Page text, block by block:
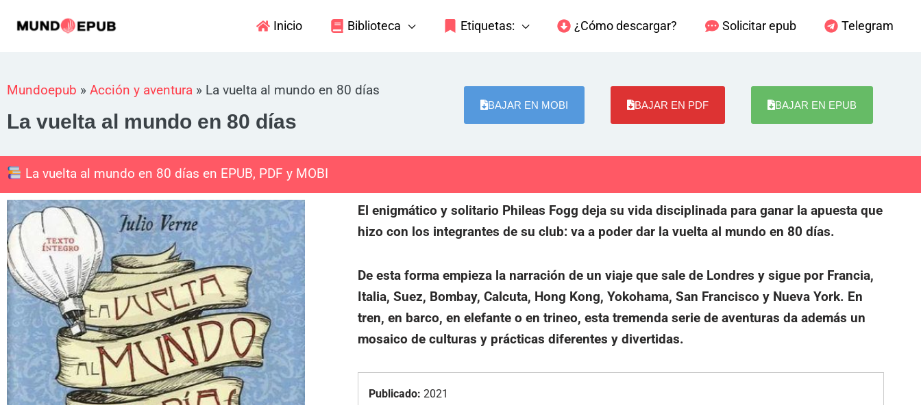
Inicio Biblioteca Etiquetas: ¿Cómo descargar? Solicitar epub Telegram
Mundoepub » Acción y aventura » La vuelta al mundo en 80 días
La vuelta al mundo en 80 días
BAJAR EN MOBI BAJAR EN PDF BAJAR EN EPUB
La vuelta al mundo en 80 días en EPUB, PDF y MOBI
El enigmático y solitario Phileas Fogg deja su vida disciplinada para ganar la apuesta que
hizo con los integrantes de su club: va a poder dar la vuelta al mundo en 80 días.
De esta forma empieza la narración de un viaje que sale de Londres y sigue por Francia,
Italia, Suez, Bombay, Calcuta, Hong Kong, Yokohama, San Francisco y Nueva York. En
tren, en barco, en elefante o en trineo, esta tremenda serie de aventuras da además un
mosaico de culturas y prácticas diferentes y divertidas.
Publicado: 2021